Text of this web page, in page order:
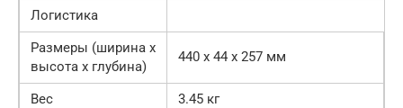
Логистика
Размеры (ширина x
высота x глубина)
440 x 44 x 257 мм
Вес
3.45 кг